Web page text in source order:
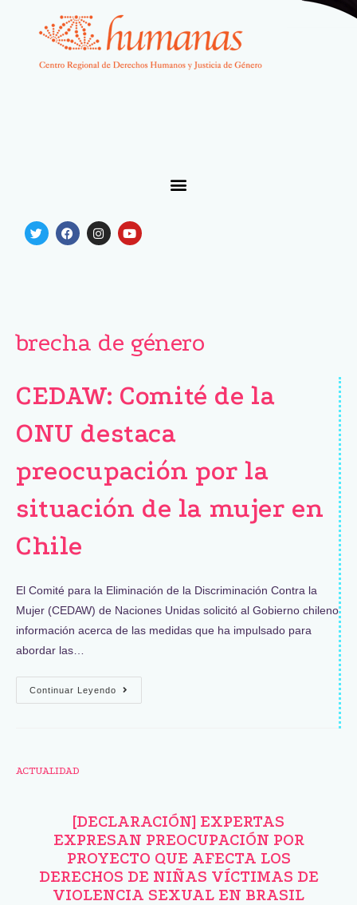
brecha de género
CEDAW: Comité de la
ONU destaca
preocupación por la
situación de la mujer en
Chile
El Comité para la Eliminación de la Discriminación Contra la
Mujer (CEDAW) de Naciones Unidas solicitó al Gobierno chileno
información acerca de las medidas que ha impulsado para
abordar las…
Continuar Leyendo
ACTUALIDAD
[DECLARACIÓN] EXPERTAS
EXPRESAN PREOCUPACIÓN POR
PROYECTO QUE AFECTA LOS
DERECHOS DE NIÑAS VÍCTIMAS DE
VIOLENCIA SEXUAL EN BRASIL